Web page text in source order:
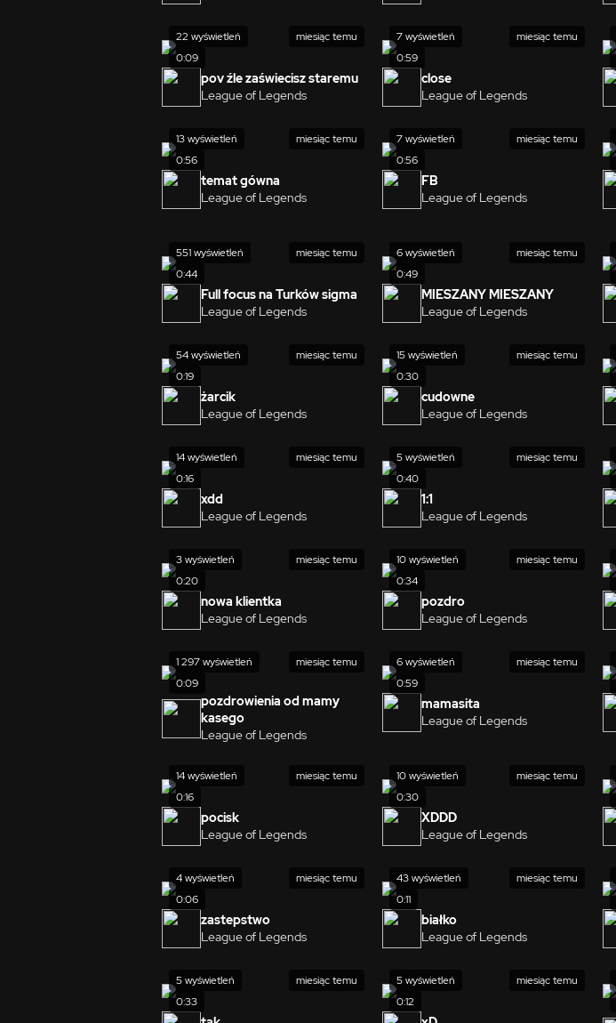
0:09
22 wyświetleń miesiąc temu
pov źle zaświecisz staremu
League of Legends
0:59
7 wyświetleń miesiąc temu
close
League of Legends
0:56
13 wyświetleń miesiąc temu
temat gówna
League of Legends
0:56
7 wyświetleń miesiąc temu
FB
League of Legends
0:44
551 wyświetleń miesiąc temu
Full focus na Turków sigma
League of Legends
0:49
6 wyświetleń miesiąc temu
MIESZANY MIESZANY
League of Legends
0:19
54 wyświetleń miesiąc temu
żarcik
League of Legends
0:30
15 wyświetleń miesiąc temu
cudowne
League of Legends
0:16
14 wyświetleń miesiąc temu
xdd
League of Legends
0:40
5 wyświetleń miesiąc temu
1:1
League of Legends
0:20
3 wyświetleń miesiąc temu
nowa klientka
League of Legends
0:34
10 wyświetleń miesiąc temu
pozdro
League of Legends
0:09
1 297 wyświetleń miesiąc temu
pozdrowienia od mamy
kasego
League of Legends
0:59
6 wyświetleń miesiąc temu
mamasita
League of Legends
0:16
14 wyświetleń miesiąc temu
pocisk
League of Legends
0:30
10 wyświetleń miesiąc temu
XDDD
League of Legends
0:06
4 wyświetleń miesiąc temu
zastepstwo
League of Legends
0:11
43 wyświetleń miesiąc temu
białko
League of Legends
0:33
5 wyświetleń miesiąc temu
0:12
5 wyświetleń miesiąc temu